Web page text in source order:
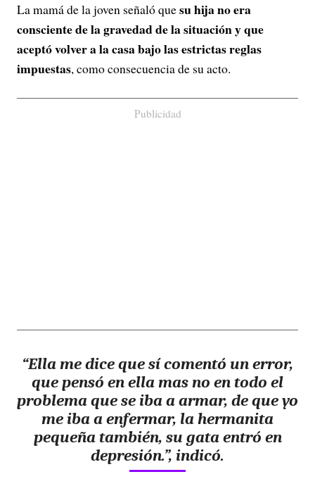
La mamá de la joven señaló quesu hija no era
consciente de la gravedad de la situación y que
aceptó volver a la casa bajo las estrictas reglas
impuestas, como consecuencia de su acto.
Publicidad
“Ella me dice que sí comentó un error,
que pensó en ella mas no en todo el
problema que se iba a armar, de que yo
me iba a enfermar, la hermanita
pequeña también, su gata entró en
depresión.”, indicó.